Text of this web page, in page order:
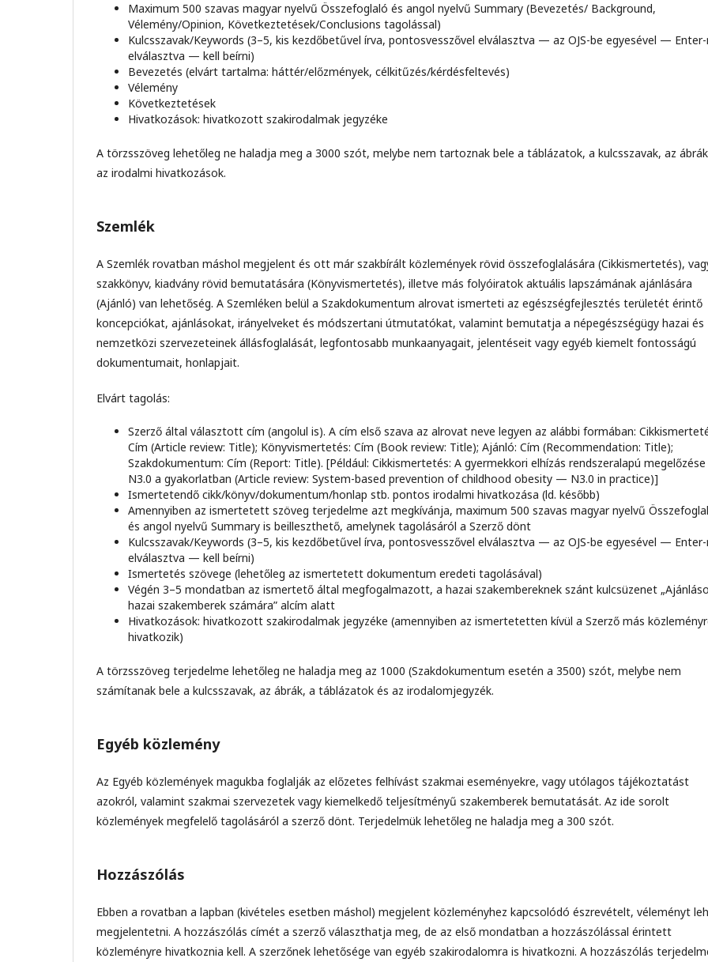
Maximum 500 szavas magyar nyelvű Összefoglaló és angol nyelvű Summary (Bevezetés/ Background,
Vélemény/Opinion, Következtetések/Conclusions tagolással)
Kulcsszavak/Keywords (3–5, kis kezdőbetűvel írva, pontosvesszővel elválasztva — az OJS-be egyesével — Enter-
elválasztva — kell beírni)
Bevezetés (elvárt tartalma: háttér/előzmények, célkitűzés/kérdésfeltevés)
Vélemény
Következtetések
Hivatkozások: hivatkozott szakirodalmak jegyzéke
A törzsszöveg lehetőleg ne haladja meg a 3000 szót, melybe nem tartoznak bele a táblázatok, a kulcsszavak, az
az irodalmi hivatkozások.
Szemlék
A Szemlék rovatban máshol megjelent és ott már szakbírált közlemények rövid összefoglalására (Cikkismertetés),
szakkönyv, kiadvány rövid bemutatására (Könyvismertetés), illetve más folyóiratok aktuális lapszámának ajánlására
(Ajánló) van lehetőség. A Szemléken belül a Szakdokumentum alrovat ismerteti az egészségfejlesztés területét érintő
koncepciókat, ajánlásokat, irányelveket és módszertani útmutatókat, valamint bemutatja a népegészségügy hazai és
nemzetközi szervezeteinek állásfoglalását, legfontosabb munkaanyagait, jelentéseit vagy egyéb kiemelt fontosságú
dokumentumait, honlapjait.
Elvárt tagolás:
Szerző által választott cím (angolul is). A cím első szava az alrovat neve legyen az alábbi formában:
Cím (Article review: Title); Könyvismertetés: Cím (Book review: Title); Ajánló: Cím (Recommendation: Title);
Szakdokumentum: Cím (Report: Title). [Például: Cikkismertetés: A gyermekkori elhízás rendszeralapú
N3.0 a gyakorlatban (Article review: System-based prevention of childhood obesity — N3.0 in practice)]
Ismertetendő cikk/könyv/dokumentum/honlap stb. pontos irodalmi hivatkozása (ld. később)
Amennyiben az ismertetett szöveg terjedelme azt megkívánja, maximum 500 szavas magyar nyelvű
és angol nyelvű Summary is beilleszthető, amelynek tagolásáról a Szerző dönt
Kulcsszavak/Keywords (3–5, kis kezdőbetűvel írva, pontosvesszővel elválasztva — az OJS-be egyesével — Enter-
elválasztva — kell beírni)
Ismertetés szövege (lehetőleg az ismertetett dokumentum eredeti tagolásával)
Végén 3–5 mondatban az ismertető által megfogalmazott, a hazai szakembereknek szánt kulcsüzenet
hazai szakemberek számára” alcím alatt
Hivatkozások: hivatkozott szakirodalmak jegyzéke (amennyiben az ismertetetten kívül a Szerző más
hivatkozik)
A törzsszöveg terjedelme lehetőleg ne haladja meg az 1000 (Szakdokumentum esetén a 3500) szót, melybe nem
számítanak bele a kulcsszavak, az ábrák, a táblázatok és az irodalomjegyzék.
Egyéb közlemény
Az Egyéb közlemények magukba foglalják az előzetes felhívást szakmai eseményekre, vagy utólagos tájékoztatást
azokról, valamint szakmai szervezetek vagy kiemelkedő teljesítményű szakemberek bemutatását. Az ide sorolt
közlemények megfelelő tagolásáról a szerző dönt. Terjedelmük lehetőleg ne haladja meg a 300 szót.
Hozzászólás
Ebben a rovatban a lapban (kivételes esetben máshol) megjelent közleményhez kapcsolódó észrevételt, véleményt
megjelentetni. A hozzászólás címét a szerző választhatja meg, de az első mondatban a hozzászólással érintett
közleményre hivatkoznia kell. A szerzőnek lehetősége van egyéb szakirodalomra is hivatkozni. A hozzászólás